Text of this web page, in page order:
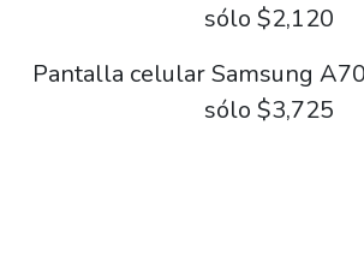
sólo $2,120
Pantalla celular Samsung
sólo $3,725